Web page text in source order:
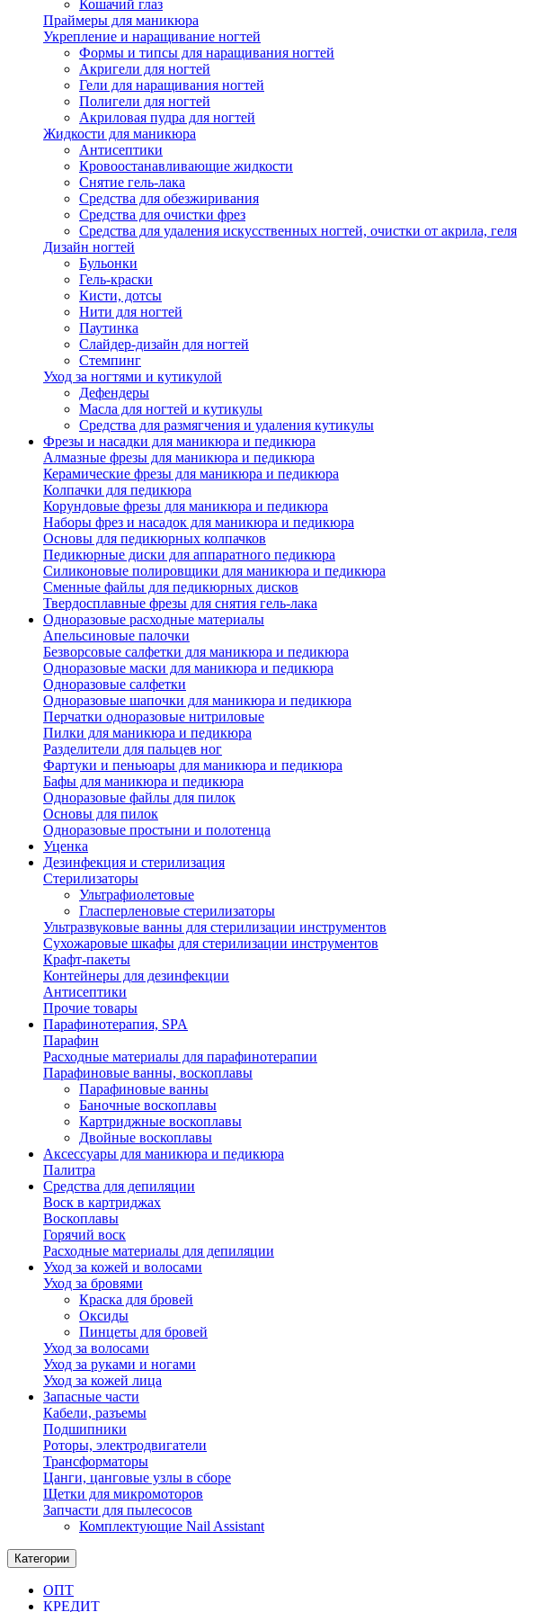
Кошачий глаз
Праймеры для маникюра
Укрепление и наращивание ногтей
Формы и типсы для наращивания ногтей
Акригели для ногтей
Гели для наращивания ногтей
Полигели для ногтей
Акриловая пудра для ногтей
Жидкости для маникюра
Антисептики
Кровоостанавливающие жидкости
Снятие гель-лака
Средства для обезжиривания
Средства для очистки фрез
Средства для удаления искусственных ногтей, очистки от акрила, геля
Дизайн ногтей
Бульонки
Гель-краски
Кисти, дотсы
Нити для ногтей
Паутинка
Слайдер-дизайн для ногтей
Стемпинг
Уход за ногтями и кутикулой
Дефендеры
Масла для ногтей и кутикулы
Средства для размягчения и удаления кутикулы
Фрезы и насадки для маникюра и педикюра
Алмазные фрезы для маникюра и педикюра
Керамические фрезы для маникюра и педикюра
Колпачки для педикюра
Корундовые фрезы для маникюра и педикюра
Наборы фрез и насадок для маникюра и педикюра
Основы для педикюрных колпачков
Педикюрные диски для аппаратного педикюра
Силиконовые полировщики для маникюра и педикюра
Сменные файлы для педикюрных дисков
Твердосплавные фрезы для снятия гель-лака
Одноразовые расходные материалы
Апельсиновые палочки
Безворсовые салфетки для маникюра и педикюра
Одноразовые маски для маникюра и педикюра
Одноразовые салфетки
Одноразовые шапочки для маникюра и педикюра
Перчатки одноразовые нитриловые
Пилки для маникюра и педикюра
Разделители для пальцев ног
Фартуки и пеньюары для маникюра и педикюра
Бафы для маникюра и педикюра
Одноразовые файлы для пилок
Основы для пилок
Одноразовые простыни и полотенца
Уценка
Дезинфекция и стерилизация
Стерилизаторы
Ультрафиолетовые
Гласперленовые стерилизаторы
Ультразвуковые ванны для стерилизации инструментов
Сухожаровые шкафы для стерилизации инструментов
Крафт-пакеты
Контейнеры для дезинфекции
Антисептики
Прочие товары
Парафинотерапия, SPA
Парафин
Расходные материалы для парафинотерапии
Парафиновые ванны, воскоплавы
Парафиновые ванны
Баночные воскоплавы
Картриджные воскоплавы
Двойные воскоплавы
Аксессуары для маникюра и педикюра
Палитра
Средства для депиляции
Воск в картриджах
Воскоплавы
Горячий воск
Расходные материалы для депиляции
Уход за кожей и волосами
Уход за бровями
Краска для бровей
Оксиды
Пинцеты для бровей
Уход за волосами
Уход за руками и ногами
Уход за кожей лица
Запасные части
Кабели, разъемы
Подшипники
Роторы, электродвигатели
Трансформаторы
Цанги, цанговые узлы в сборе
Щетки для микромоторов
Запчасти для пылесосов
Комплектующие Nail Assistant
Категории
ОПТ
КРЕДИТ